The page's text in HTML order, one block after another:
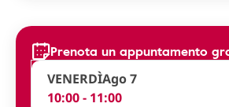
Prenota un appuntamento
VENERDÌAgo 7
10:00 - 11:00